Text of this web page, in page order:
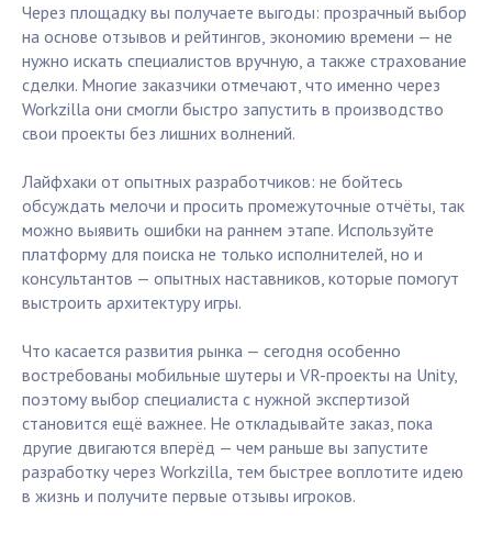
Через площадку вы получаете выгоды: прозрачный выбор
на основе отзывов и рейтингов, экономию времени — не
нужно искать специалистов вручную, а также страхование
сделки. Многие заказчики отмечают, что именно через
Workzilla они смогли быстро запустить в производство
свои проекты без лишних волнений.
Лайфхаки от опытных разработчиков: не бойтесь
обсуждать мелочи и просить промежуточные отчёты, так
можно выявить ошибки на раннем этапе. Используйте
платформу для поиска не только исполнителей, но и
консультантов — опытных наставников, которые помогут
выстроить архитектуру игры.
Что касается развития рынка — сегодня особенно
востребованы мобильные шутеры и VR-проекты на Unity,
поэтому выбор специалиста с нужной экспертизой
становится ещё важнее. Не откладывайте заказ, пока
другие двигаются вперёд — чем раньше вы запустите
разработку через Workzilla, тем быстрее воплотите идею
в жизнь и получите первые отзывы игроков.